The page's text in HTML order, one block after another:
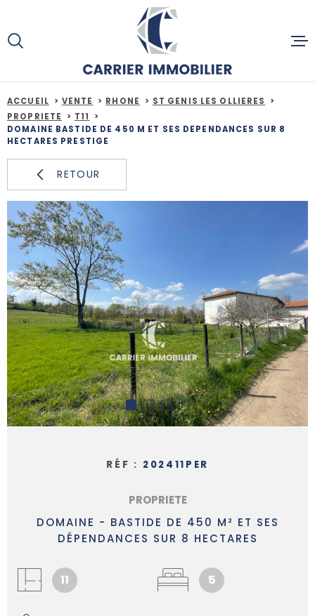
lamenu
contenu
ACCUEIL
ALERTE
ACCUEIL VENTE RHONE
ST GENIS LES OLLIERES
PROPRIETE
T11
DOMAINE BASTIDE DE 450 M ET SES DEPENDANCES SUR 8
HECTARES PRESTIGE
RETOUR
RÉF : 202411PER
PROPRIETE
DOMAINE - BASTIDE DE 450 M² ET SES
DÉPENDANCES SUR 8 HECTARES
11 5